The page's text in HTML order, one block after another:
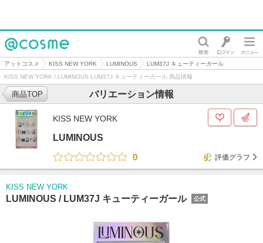
@cosme
アットコスメ KISS NEW YORK LUMINOUS
LUM37J キューティーガール
KISS NEW YORK / LUMINOUS LUM37J キューティーガール 商品情報
バリエーション情報
商品TOP
KISS NEW YORK
LUMINOUS
0
評価グラフ
KISS NEW YORK
LUMINOUS / LUM37J キューティーガール 公式